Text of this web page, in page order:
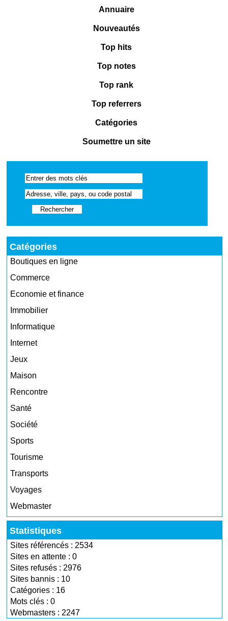
Annuaire
Nouveautés
Top hits
Top notes
Top rank
Top referrers
Catégories
Soumettre un site
Catégories
Boutiques en ligne
Commerce
Economie et finance
Immobilier
Informatique
Internet
Jeux
Maison
Rencontre
Santé
Société
Sports
Tourisme
Transports
Voyages
Webmaster
Statistiques
Sites référencés : 2534
Sites en attente : 0
Sites refusés : 2976
Sites bannis : 10
Catégories : 16
Mots clés : 0
Webmasters : 2247